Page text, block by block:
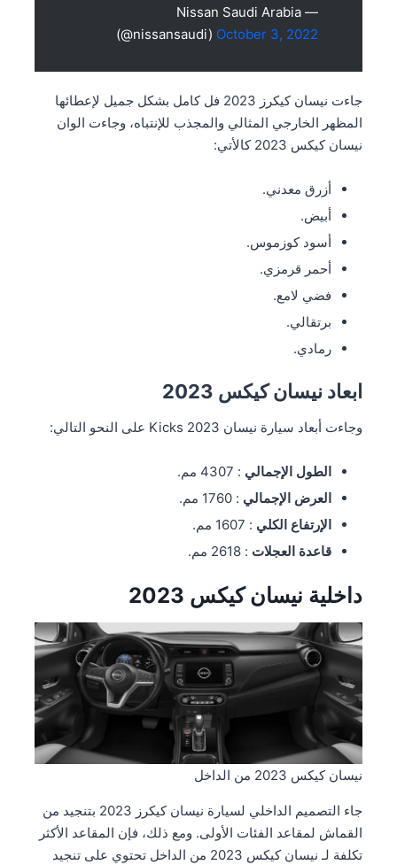
— Nissan Saudi Arabia
(@nissansaudi) October 3, 2022
جاءت نيسان كيكرز 2023 فل كامل بشكل جميل لإعطائها
المظهر الخارجي المثالي والمجذب للإنتباه، وجاءت الوان
نيسان كيكس 2023 كالأتي:
أزرق معدني.
أبيض.
أسود كوزموس.
أحمر قرمزي.
فضي لامع.
برتقالي.
رمادي.
ابعاد نيسان كيكس 2023
وجاءت أبعاد سيارة نيسان Kicks 2023 على النحو التالي:
الطول الإجمالي : 4307
مم.
العرض الإجمالي : 1760 مم.
الإرتفاع الكلي : 1607 مم.
قاعدة العجلات : 2618 مم.
داخلية نيسان كيكس 2023
نيسان كيكس 2023 من الداخل
جاء التصميم الداخلي لسيارة نيسان كيكرز 2023 بتنجيد من
القماش لمقاعد الفئات الأولى. ومع ذلك، فإن المقاعد الأكثر
تكلفة لـ نيسان كيكس 2023 من الداخل تحتوي على تنجيد